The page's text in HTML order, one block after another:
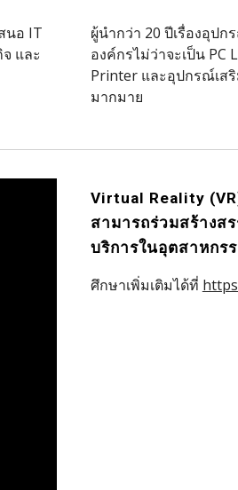
นอ IT
และ
ผู้นำกว่า 20 ปีเรื่องอุปก
องค์กรไม่ว่าจะเป็น PC
Printer และอุปกรณ์เส
มากมาย
Virtual Reality
สามารถร่วมสร้างส
บริการในอุตสาหกร
ศึกษาเพิ่มเติมได้ที่